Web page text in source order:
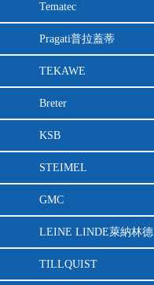
Tematec
Pragati普拉蓋蒂
TEKAWE
Breter
KSB
STEIMEL
GMC
LEINE LINDE萊納林德
TILLQUIST